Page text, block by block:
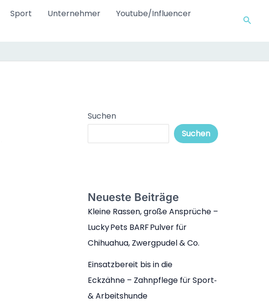
Sport Unternehmer
Youtube/Influencer
Suchen
Suchen
Neueste Beiträge
Kleine Rassen, große Ansprüche –
Lucky Pets BARF Pulver für
Chihuahua, Zwergpudel & Co.
Einsatzbereit bis in die
Eckzähne – Zahnpflege für Sport‑
& Arbeitshunde